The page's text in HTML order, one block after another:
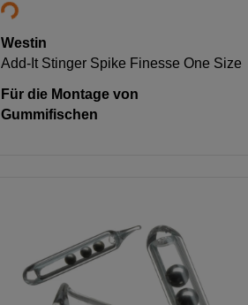
Westin
Add-It Stinger Spike Finesse One Size
Für die Montage von
Gummifischen